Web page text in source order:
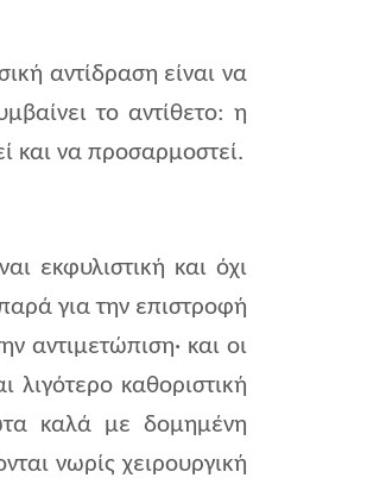
αντίδραση είναι να
το αντίθετο: η
και να προσαρμοστεί.
εκφυλιστική και όχι
για την επιστροφή
αντιμετώπιση· και οι
λιγότερο καθοριστική
καλά με δομημένη
νωρίς χειρουργική